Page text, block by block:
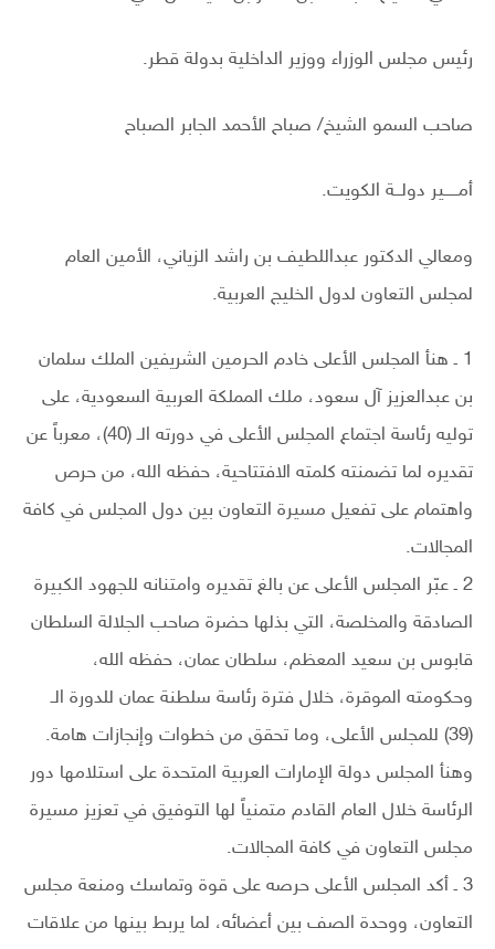
رئيس مجلس الوزراء ووزير الداخلية بدولة قطر.
صاحب السمو الشيخ/ صباح الأحمد الجابر الصباح
أمــــير دولــة الكويت.
ومعالي الدكتور عبداللطيف بن راشد الزياني، الأمين العام
لمجلس التعاون لدول الخليج العربية.
1 ـ هنأ المجلس الأعلى خادم الحرمين الشريفين الملك سلمان
بن عبدالعزيز آل سعود، ملك المملكة العربية السعودية، على
توليه رئاسة اجتماع المجلس الأعلى في دورته الـ (40)، معرباً عن
تقديره لما تضمنته كلمته الافتتاحية، حفظه الله، من حرص
واهتمام على تفعيل مسيرة التعاون بين دول المجلس في كافة
المجالات.
2 ـ عبّر المجلس الأعلى عن بالغ تقديره وامتنانه للجهود الكبيرة
الصادقة والمخلصة، التي بذلها حضرة صاحب الجلالة السلطان
قابوس بن سعيد المعظم، سلطان عمان، حفظه الله،
وحكومته الموقرة، خلال فترة رئاسة سلطنة عمان للدورة الـ
(39) للمجلس الأعلى، وما تحقق من خطوات وإنجازات هامة.
وهنأ المجلس دولة الإمارات العربية المتحدة على استلامها دور
الرئاسة خلال العام القادم متمنياً لها التوفيق في تعزيز مسيرة
مجلس التعاون في كافة المجالات.
3 ـ أكد المجلس الأعلى حرصه على قوة وتماسك ومنعة مجلس
التعاون، ووحدة الصف بين أعضائه، لما يربط بينها من علاقات